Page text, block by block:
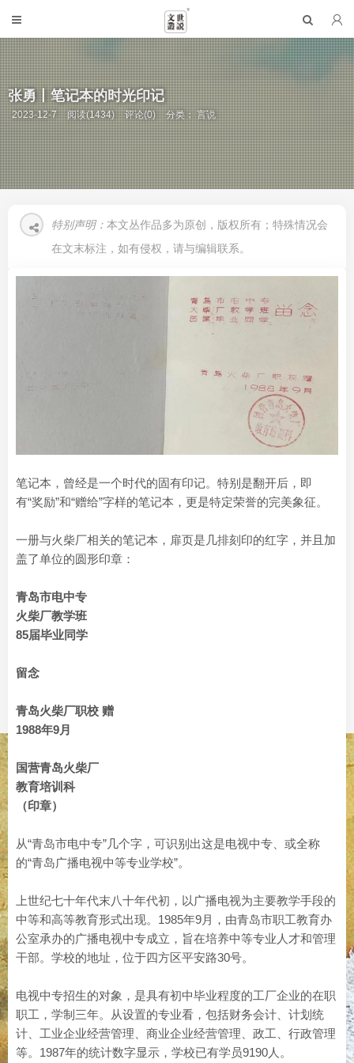
张勇丨笔记本的时光印记
2023-12-7 阅读(1434) 评论(0) 分类：言说
特别声明： 本文丛作品多为原创，版权所有；特殊情况会
在文末标注，如有侵权，请与编辑联系。
笔记本，曾经是一个时代的固有印记。特别是翻开后，即
有“奖励”和“赠给”字样的笔记本，更是特定荣誉的完美象征。
一册与火柴厂相关的笔记本，扉页是几排刻印的红字，并且加
盖了单位的圆形印章：
青岛市电中专
火柴厂教学班
85届毕业同学
留念
青岛火柴厂职校 赠
1988年9月
国营青岛火柴厂
教育培训科
（印章）
从“青岛市电中专”几个字，可识别出这是电视中专、或全称
的“青岛广播电视中等专业学校”。
上世纪七十年代末八十年代初，以广播电视为主要教学手段的
中等和高等教育形式出现。1985年9月，由青岛市职工教育办
公室承办的广播电视中专成立，旨在培养中等专业人才和管理
干部。学校的地址，位于四方区平安路30号。
电视中专招生的对象，是具有初中毕业程度的工厂企业的在职
职工，学制三年。从设置的专业看，包括财务会计、计划统
计、工业企业经营管理、商业企业经营管理、政工、行政管理
等。1987年的统计数字显示，学校已有学员9190人。